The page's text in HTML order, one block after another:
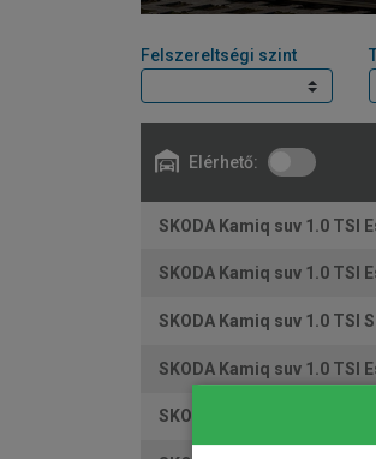
Felszereltségi szint
Elérhető:
SKODA Kamiq suv 1.0 TSI
SKODA Kamiq suv 1.0 TSI
SKODA Kamiq suv 1.0 TSI
SKODA Kamiq suv 1.0 TSI
SKODA Kamiq suv 1.0 TSI